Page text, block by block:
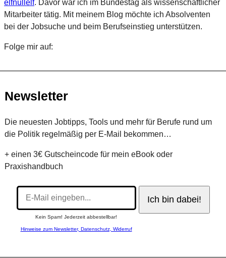
elfnullelf. Davor war ich im Bundestag als wissenschaftlicher
Mitarbeiter tätig. Mit meinem Blog möchte ich Absolventen
bei der Jobsuche und beim Berufseinstieg unterstützen.
Folge mir auf:
Newsletter
Die neuesten Jobtipps, Tools und mehr für Berufe rund um
die Politik regelmäßig per E-Mail bekommen…
+ einen 3€ Gutscheincode für mein eBook oder
Praxishandbuch
Kein Spam! Jederzeit abbestellbar!
Hinweise zum Newsletter, Datenschutz, Widerruf